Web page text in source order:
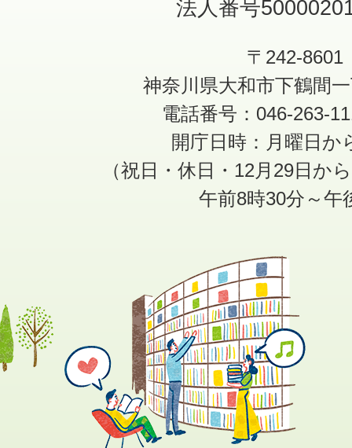
法人番号
〒242-8601
神奈川県大和市下鶴間
電話番号：046-263-
開庁日時：月曜日か
（祝日・休日・12月29日か
午前8時30分～午